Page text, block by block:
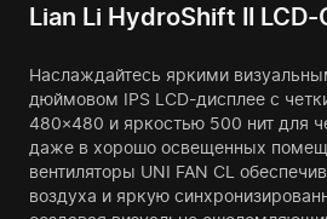
Lian Li HydroShift II
Наслаждайтесь яркими
дюймовом IPS LCD-дисплее с
480×480 и яркостью 500 нит для
даже в хорошо освещенных
вентиляторы UNI FAN CL
воздуха и яркую